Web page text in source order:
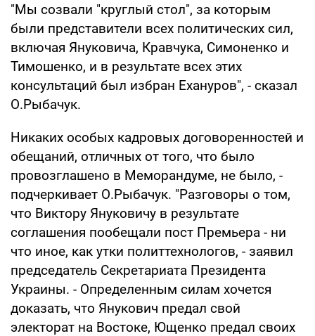
"Мы созвали "круглый стол", за которым
были представители всех политических сил,
включая Януковича, Кравчука, Симоненко и
Тимошенко, и в результате всех этих
консультаций был избран Ехануров", - сказал
О.Рыбачук.
Никаких особых кадровых договоренностей и
обещаний, отличных от того, что было
провозглашено в Меморандуме, не было, -
подчеркивает О.Рыбачук. "Разговоры о том,
что Виктору Януковичу в результате
соглашения пообещали пост Премьера - ни
что иное, как утки политтехнологов, - заявил
председатель Секретариата Президента
Украины. - Определенным силам хочется
доказать, что Янукович предал свой
электорат на Востоке, Ющенко предал своих